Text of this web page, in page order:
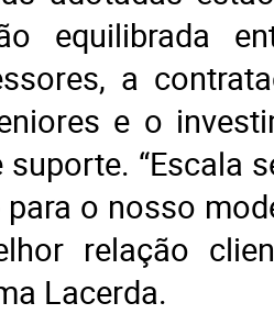
equilibrada
a
e o
“Escala
o nosso
relação
Lacerda.